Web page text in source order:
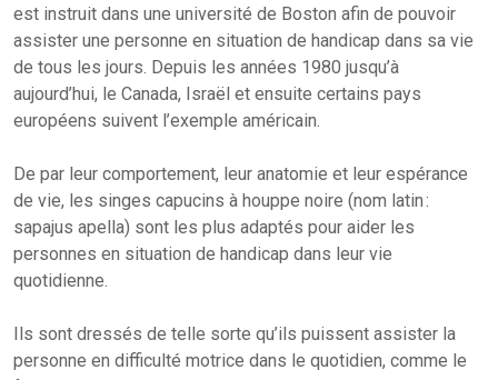
est instruit dans une université de Boston afin de pouvoir
assister une personne en situation de handicap dans sa vie
de tous les jours. Depuis les années 1980 jusqu’à
aujourd’hui, le Canada, Israël et ensuite certains pays
européens suivent l’exemple américain.
De par leur comportement, leur anatomie et leur espérance
de vie, les singes capucins à houppe noire (nom latin :
sapajus apella) sont les plus adaptés pour aider les
personnes en situation de handicap dans leur vie
quotidienne.
Ils sont dressés de telle sorte qu’ils puissent assister la
personne en difficulté motrice dans le quotidien, comme le